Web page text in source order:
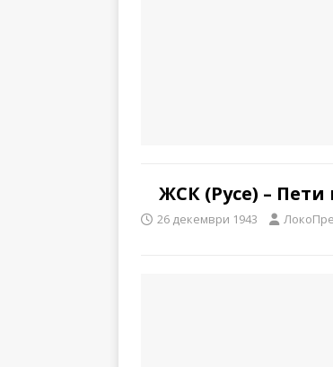
ЖСК (Русе) – Пети
26 декември 1943